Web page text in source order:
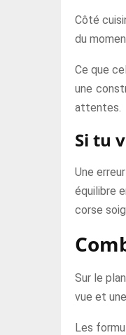
Côté
du
Ce que
une
attentes.
Si tu
Une
équilibre
corse
Sur le
vue et
Les